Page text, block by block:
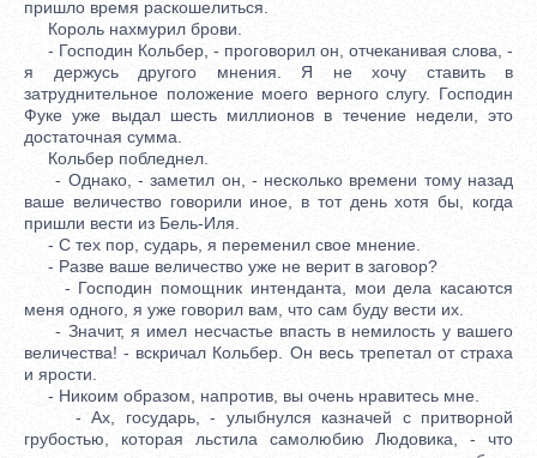
пришло время раскошелиться.
Король нахмурил брови.
- Господин Кольбер, - проговорил он, отчеканивая слова, -
я держусь другого мнения. Я не хочу ставить в
затруднительное положение моего верного слугу. Господин
Фуке уже выдал шесть миллионов в течение недели, это
достаточная сумма.
Кольбер побледнел.
- Однако, - заметил он, - несколько времени тому назад
ваше величество говорили иное, в тот день хотя бы, когда
пришли вести из Бель-Иля.
- С тех пор, сударь, я переменил свое мнение.
- Разве ваше величество уже не верит в заговор?
- Господин помощник интенданта, мои дела касаются
меня одного, я уже говорил вам, что сам буду вести их.
- Значит, я имел несчастье впасть в немилость у вашего
величества! - вскричал Кольбер. Он весь трепетал от страха
и ярости.
- Никоим образом, напротив, вы очень нравитесь мне.
- Ах, государь, - улыбнулся казначей с притворной
грубостью, которая льстила самолюбию Людовика, - что